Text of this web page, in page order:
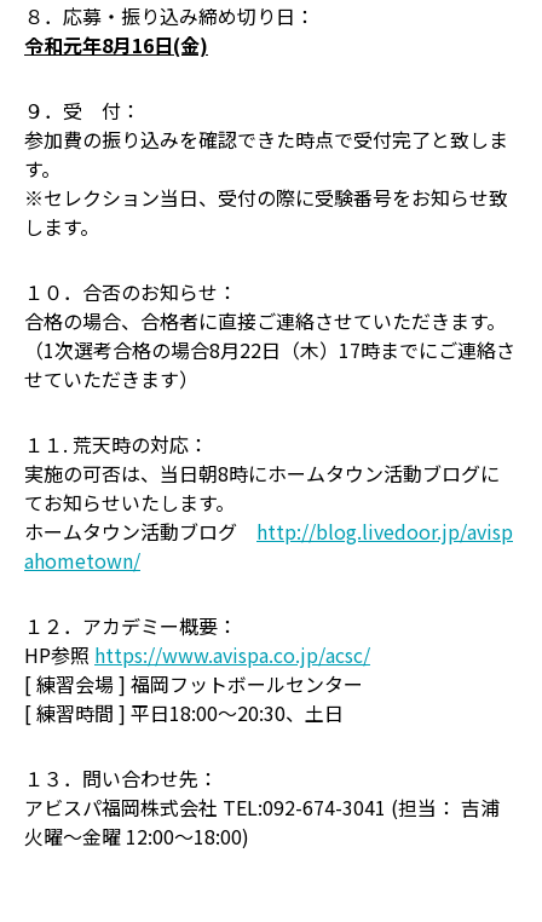
８．応募・振り込み締め切り日：
令和元年8月16日(金)
９．受 付：
参加費の振り込みを確認できた時点で受付完了と致しま
す。
※セレクション当日、受付の際に受験番号をお知らせ致
します。
１０．合否のお知らせ：
合格の場合、合格者に直接ご連絡させていただきます。
（1次選考合格の場合8月22日（木）17時までにご連絡さ
せていただきます）
１１. 荒天時の対応：
実施の可否は、当日朝8時にホームタウン活動ブログに
てお知らせいたします。
ホームタウン活動ブログ http://blog.livedoor.jp/avisp
ahometown/
１２．アカデミー概要：
HP参照 https://www.avispa.co.jp/acsc/
[ 練習会場 ] 福岡フットボールセンター
[ 練習時間 ] 平日18:00～20:30、土日
１３．問い合わせ先：
アビスパ福岡株式会社 TEL:092-674-3041 (担当： 吉浦
火曜〜金曜 12:00〜18:00)